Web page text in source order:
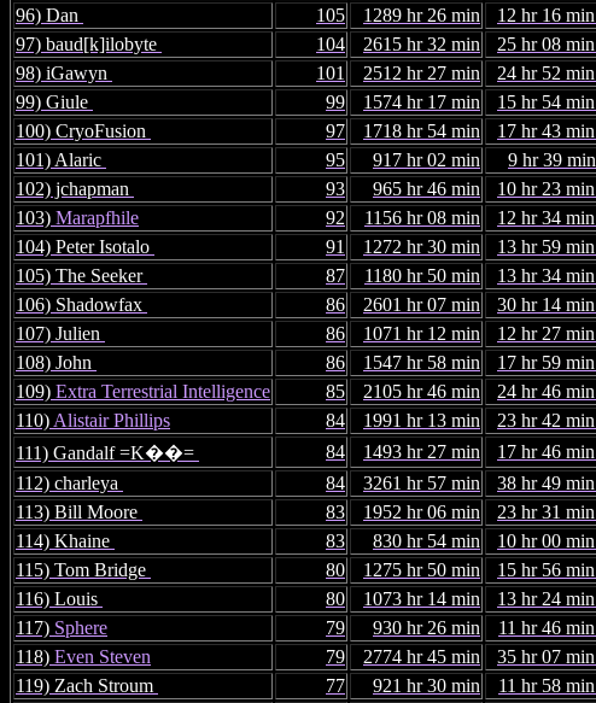
96) Dan
105 1289 hr 26 min
12 hr 16
97) baud[k]ilobyte
104 2615 hr 32 min
25 hr 08
98) iGawyn
101 2512 hr 27 min
24 hr 52
99) Giule
99 1574 hr 17 min
15 hr 54
100) CryoFusion
97 1718 hr 54 min
17 hr 43
101) Alaric
95 917 hr 02 min
9 hr 39
102) jchapman
93 965 hr 46 min
10 hr 23
103) Marapfhile 92 1156 hr 08 min
12 hr 34
104) Peter Isotalo
91 1272 hr 30 min
13 hr 59
105) The Seeker
87 1180 hr 50 min
13 hr 34
106) Shadowfax
86 2601 hr 07 min
30 hr 14
107) Julien
86 1071 hr 12 min
12 hr 27
108) John
86 1547 hr 58 min
17 hr 59
109) Extra Terrestrial Intelligence 85 2105 hr 46 min
24 hr 46
110) Alistair Phillips 84 1991 hr 13 min
23 hr 42
111) Gandalf =K��=
84 1493 hr 27 min
17 hr 46
112) charleya
84 3261 hr 57 min
38 hr 49
113) Bill Moore
83 1952 hr 06 min
23 hr 31
114) Khaine
83 830 hr 54 min
10 hr 00
115) Tom Bridge
80 1275 hr 50 min
15 hr 56
116) Louis
80 1073 hr 14 min
13 hr 24
117) Sphere 79 930 hr 26 min
11 hr 46
118) Even Steven 79 2774 hr 45 min
35 hr 07
119) Zach Stroum
77 921 hr 30 min
11 hr 58